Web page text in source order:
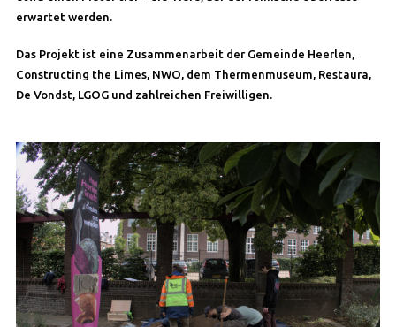
erwartet werden.
Das Projekt ist eine Zusammenarbeit der Gemeinde Heerlen,
Constructing the Limes, NWO, dem Thermenmuseum, Restaura,
De Vondst, LGOG und zahlreichen Freiwilligen.